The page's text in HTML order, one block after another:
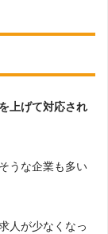
上げて対応され
うな企業も多い
人が少なくなっ